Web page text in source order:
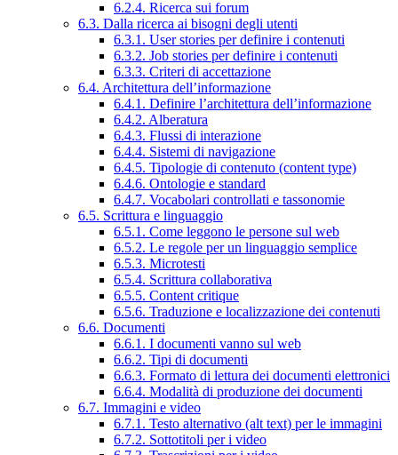
6.2.4. Ricerca sui forum
6.3. Dalla ricerca ai bisogni degli utenti
6.3.1. User stories per definire i contenuti
6.3.2. Job stories per definire i contenuti
6.3.3. Criteri di accettazione
6.4. Architettura dell’informazione
6.4.1. Definire l’architettura dell’informazione
6.4.2. Alberatura
6.4.3. Flussi di interazione
6.4.4. Sistemi di navigazione
6.4.5. Tipologie di contenuto (content type)
6.4.6. Ontologie e standard
6.4.7. Vocabolari controllati e tassonomie
6.5. Scrittura e linguaggio
6.5.1. Come leggono le persone sul web
6.5.2. Le regole per un linguaggio semplice
6.5.3. Microtesti
6.5.4. Scrittura collaborativa
6.5.5. Content critique
6.5.6. Traduzione e localizzazione dei contenuti
6.6. Documenti
6.6.1. I documenti vanno sul web
6.6.2. Tipi di documenti
6.6.3. Formato di lettura dei documenti elettronici
6.6.4. Modalità di produzione dei documenti
6.7. Immagini e video
6.7.1. Testo alternativo (alt text) per le immagini
6.7.2. Sottotitoli per i video